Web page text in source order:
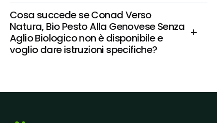
Cosa succede se Conad Verso
Natura, Bio Pesto Alla Genovese Senza
Aglio Biologico non è disponibile e
voglio dare istruzioni specifiche?